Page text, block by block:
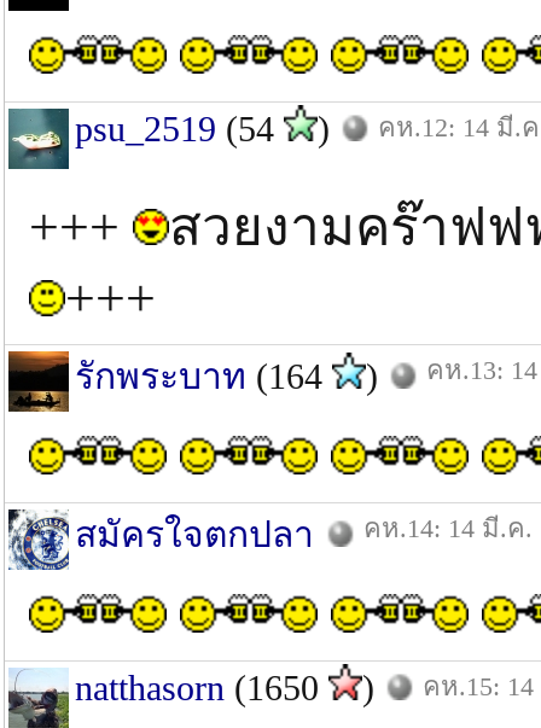
psu_2519 (54 ) คห.12: 14 มี.
+++
สวยงามคร๊า
+++
รักพระบาท (164 ) คห.13:
สมัครใจตกปลา คห.14: 14 มี.ค.
natthasorn (1650 ) คห.15: